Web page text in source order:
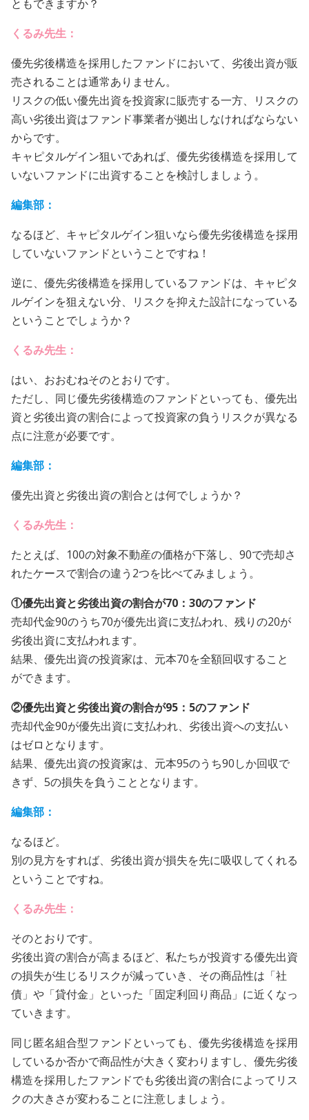
ともできますか？
くるみ先生：
優先劣後構造を採用したファンドにおいて、劣後出資が販
売されることは通常ありません。
リスクの低い優先出資を投資家に販売する一方、リスクの
高い劣後出資はファンド事業者が拠出しなければならない
からです。
キャピタルゲイン狙いであれば、優先劣後構造を採用して
いないファンドに出資することを検討しましょう。
編集部：
なるほど、キャピタルゲイン狙いなら優先劣後構造を採用
していないファンドということですね！
逆に、優先劣後構造を採用しているファンドは、キャピタ
ルゲインを狙えない分、リスクを抑えた設計になっている
ということでしょうか？
くるみ先生：
はい、おおむねそのとおりです。
ただし、同じ優先劣後構造のファンドといっても、優先出
資と劣後出資の割合によって投資家の負うリスクが異なる
点に注意が必要です。
編集部：
優先出資と劣後出資の割合とは何でしょうか？
くるみ先生：
たとえば、100の対象不動産の価格が下落し、90で売却さ
れたケースで割合の違う2つを比べてみましょう。
①優先出資と劣後出資の割合が70：30のファンド
売却代金90のうち70が優先出資に支払われ、残りの20が
劣後出資に支払われます。
結果、優先出資の投資家は、元本70を全額回収すること
ができます。
②優先出資と劣後出資の割合が95：5のファンド
売却代金90が優先出資に支払われ、劣後出資への支払い
はゼロとなります。
結果、優先出資の投資家は、元本95のうち90しか回収で
きず、5の損失を負うこととなります。
編集部：
なるほど。
別の見方をすれば、劣後出資が損失を先に吸収してくれる
ということですね。
くるみ先生：
そのとおりです。
劣後出資の割合が高まるほど、私たちが投資する優先出資
の損失が生じるリスクが減っていき、その商品性は「社
債」や「貸付金」といった「固定利回り商品」に近くなっ
ていきます。
同じ匿名組合型ファンドといっても、優先劣後構造を採用
しているか否かで商品性が大きく変わりますし、優先劣後
構造を採用したファンドでも劣後出資の割合によってリス
クの大きさが変わることに注意しましょう。